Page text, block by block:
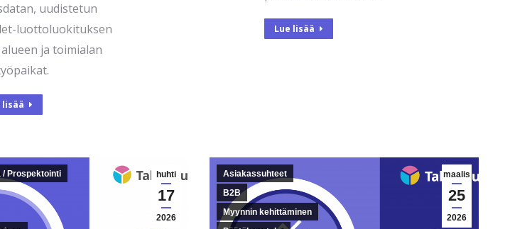
uudistetun
luottoluokituksen
ja toimialan
lisää
Lue lisää
huhti
17
2026
Prospektointi
maalis
25
2026
Asiakassuhteet
B2B
Myynnin kehittäminen